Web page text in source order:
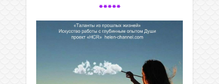
*****